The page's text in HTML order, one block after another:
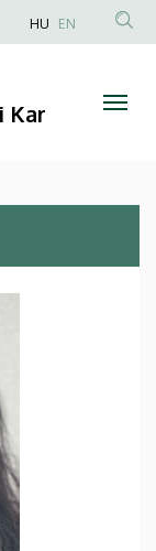
HU EN
Kar